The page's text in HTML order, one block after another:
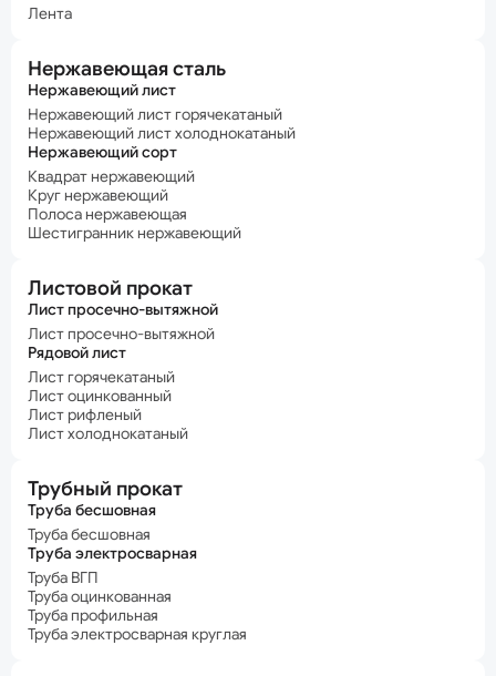
Лента
Нержавеющая сталь
Нержавеющий лист
Нержавеющий лист горячекатаный
Нержавеющий лист холоднокатаный
Нержавеющий сорт
Квадрат нержавеющий
Круг нержавеющий
Полоса нержавеющая
Шестигранник нержавеющий
Листовой прокат
Лист просечно-вытяжной
Лист просечно-вытяжной
Рядовой лист
Лист горячекатаный
Лист оцинкованный
Лист рифленый
Лист холоднокатаный
Трубный прокат
Труба бесшовная
Труба бесшовная
Труба электросварная
Труба ВГП
Труба оцинкованная
Труба профильная
Труба электросварная круглая